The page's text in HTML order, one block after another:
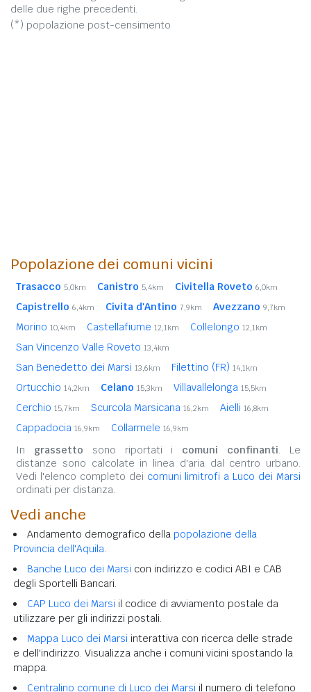
delle due righe precedenti.
(*) popolazione post-censimento
Popolazione dei comuni vicini
Trasacco 5,0km Canistro 5,4km Civitella Roveto 6,0km
Capistrello 6,4km Civita d'Antino 7,9km Avezzano 9,7km
Morino 10,4km Castellafiume 12,1km Collelongo 12,1km
San Vincenzo Valle Roveto 13,4km
San Benedetto dei Marsi 13,6km Filettino (FR) 14,1km
Ortucchio 14,2km Celano 15,3km Villavallelonga 15,5km
Cerchio 15,7km Scurcola Marsicana 16,2km Aielli 16,8km
Cappadocia 16,9km Collarmele 16,9km
In grassetto sono riportati i comuni confinanti. Le
distanze sono calcolate in linea d'aria dal centro urbano.
Vedi l'elenco completo dei comuni limitrofi a Luco dei Marsi
ordinati per distanza.
Vedi anche
Andamento demografico della popolazione della
Provincia dell'Aquila.
Banche Luco dei Marsi con indirizzo e codici ABI e CAB
degli Sportelli Bancari.
CAP Luco dei Marsi il codice di avviamento postale da
utilizzare per gli indirizzi postali.
Mappa Luco dei Marsi interattiva con ricerca delle strade
e dell'indirizzo. Visualizza anche i comuni vicini spostando la
mappa.
Centralino comune di Luco dei Marsi il numero di telefono